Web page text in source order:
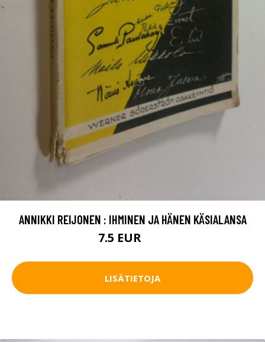
ANNIKKI REIJONEN : IHMINEN JA HÄNEN KÄSIALANSA
7.5 EUR
LISÄTIETOJA